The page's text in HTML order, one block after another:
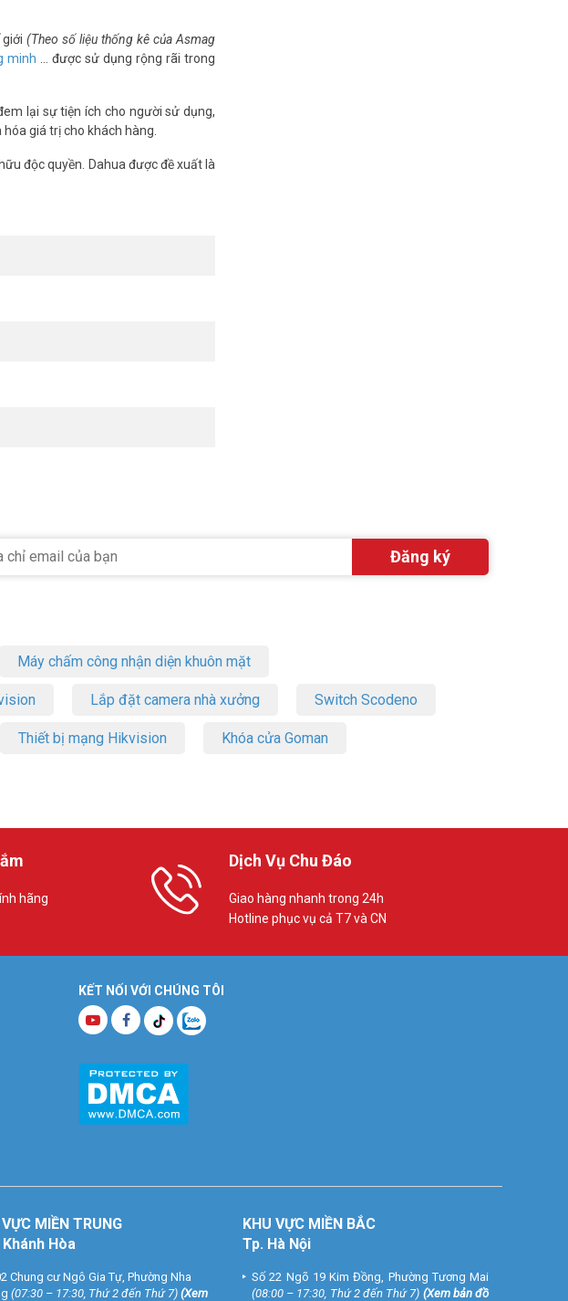
giới(Theo số liệu thống kê của Asmag
minh … được sử dụng rộng rãi trong
lại sự tiện ích cho người sử dụng,
giá trị cho khách hàng.
độc quyền. Dahua được đề xuất là
Máy chấm công nhận diện khuôn mặt
Lắp đặt camera nhà xưởng Switch Scodeno
Thiết bị mạng Hikvision Khóa cửa Goman
hãng
Dịch Vụ Chu Đáo
Giao hàng nhanh trong 24h
Hotline phục vụ cả T7 và CN
KẾT NỐI VỚI CHÚNG TÔI
MIỀN TRUNG
Hòa
Chung cư Ngô Gia Tự, Phường Nha
(07:30 – 17:30, Thứ 2 đến Thứ 7) (Xem
KHU VỰC MIỀN BẮC
Tp. Hà Nội
Số 22 Ngõ 19 Kim Đồng, Phường Tương Mai
(08:00 – 17:30, Thứ 2 đến Thứ 7) (Xem bản đồ